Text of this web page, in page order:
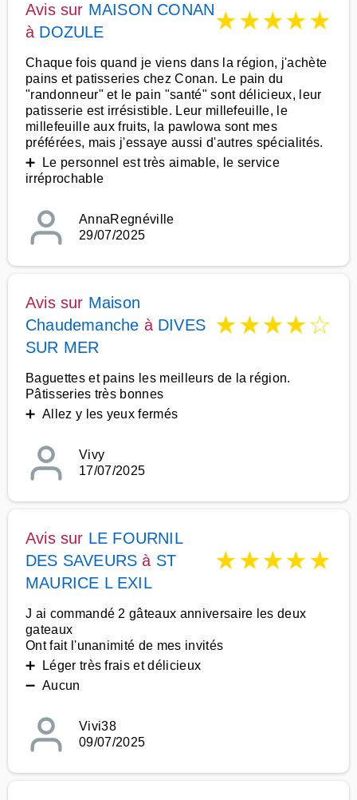
Avis sur MAISON CONAN
à DOZULE ★★★★★
Chaque fois quand je viens dans la région, j'achète
pains et patisseries chez Conan. Le pain du
"randonneur" et le pain "santé" sont délicieux, leur
patisserie est irrésistible. Leur millefeuille, le
millefeuille aux fruits, la pawlowa sont mes
préférées, mais j'essaye aussi d'autres spécialités.
➕ Le personnel est très aimable, le service
irréprochable
AnnaRegnéville
29/07/2025
Avis sur Maison
Chaudemanche à DIVES
SUR MER
★★★★☆
Baguettes et pains les meilleurs de la région.
Pâtisseries très bonnes
➕ Allez y les yeux fermés
Vivy
17/07/2025
Avis sur LE FOURNIL
DES SAVEURS à ST
MAURICE L EXIL
★★★★★
J ai commandé 2 gâteaux anniversaire les deux
gateaux
Ont fait l'unanimité de mes invités
➕ Léger très frais et délicieux
➖ Aucun
Vivi38
09/07/2025